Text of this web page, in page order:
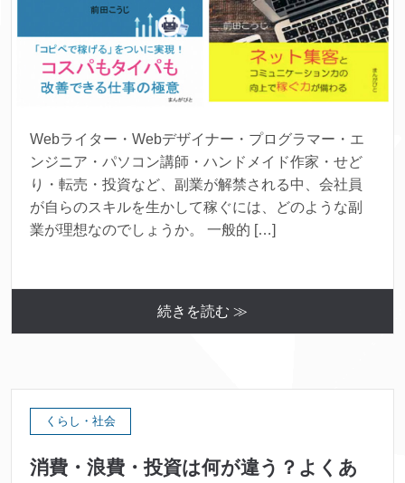
Webライター・Webデザイナー・プログラマー・エ
ンジニア・パソコン講師・ハンドメイド作家・せど
り・転売・投資など、副業が解禁される中、会社員
が自らのスキルを生かして稼ぐには、どのような副
業が理想なのでしょうか。 一般的 […]
続きを読む ≫
くらし・社会
消費・浪費・投資は何が違う？よくあ